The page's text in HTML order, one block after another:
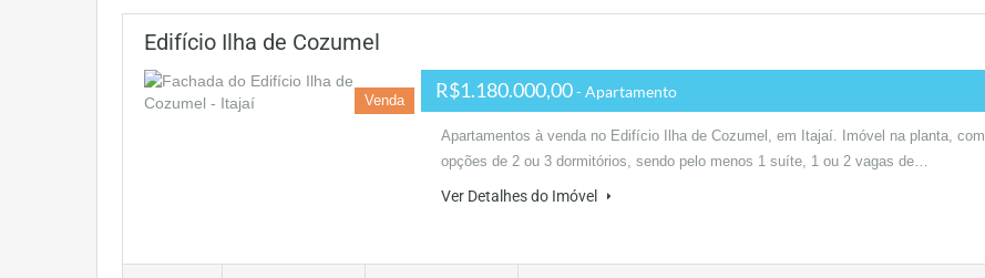
Edifício Ilha de Cozumel
Venda R$1.180.000,00- Apartamento
Apartamentos à venda no Edifício Ilha de Cozumel, em Itajaí. Imóvel na planta, com
opções de 2 ou 3 dormitórios, sendo pelo menos 1 suíte, 1 ou 2 vagas de…
Ver Detalhes do Imóvel